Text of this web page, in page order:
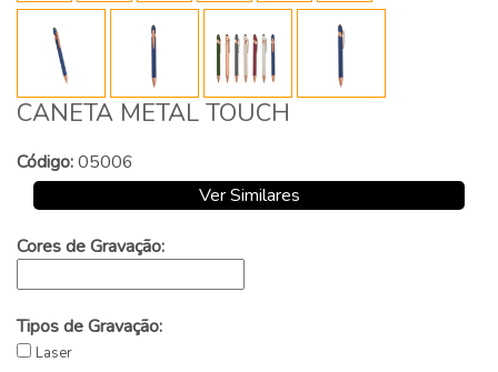
CANETA METAL TOUCH
Código:05006
Ver Similares
Cores de Gravação:
Tipos de Gravação:
Laser